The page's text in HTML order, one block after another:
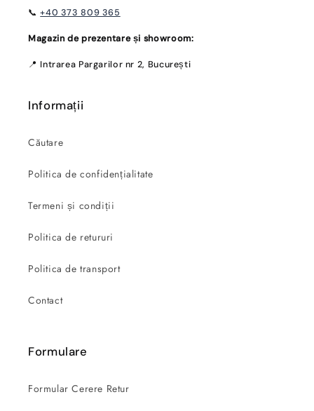
📞+40 373 809 365
Magazin de prezentare și showroom:
📍 Intrarea Pargarilor nr 2, București
Informații
Căutare
Politica de confidențialitate
Termeni și condiții
Politica de retururi
Politica de transport
Contact
Formulare
Formular Cerere Retur